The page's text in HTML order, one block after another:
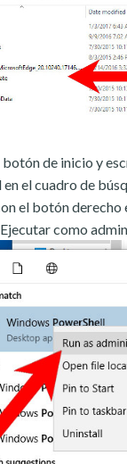
botón de inicio y
el cuadro de
el botón derecho
como